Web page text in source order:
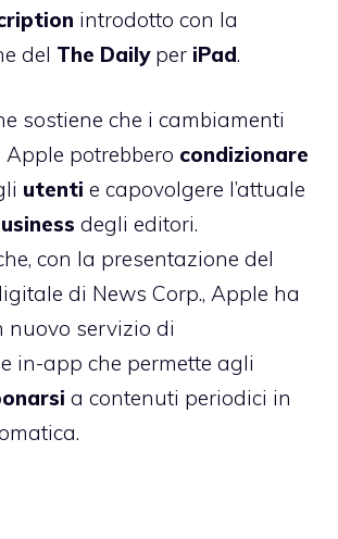
introdotto con la
del The Dailyper iPad.
sostiene che i cambiamenti
potrebbero condizionare
utenti e capovolgere l’attuale
degli editori.
con la presentazione del
di News Corp., Apple ha
nuovo servizio di
in-app che permette agli
a contenuti periodici in